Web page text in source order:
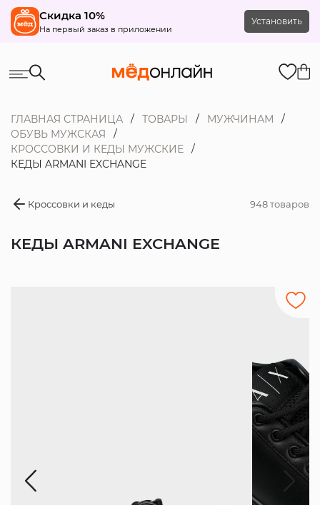
Скидка 10%
На первый заказ в приложении
Установить
ГЛАВНАЯ СТРАНИЦА ТОВАРЫ
МУЖЧИНАМ
ОБУВЬ МУЖСКАЯ
КРОССОВКИ И КЕДЫ МУЖСКИЕ
КЕДЫ ARMANI EXCHANGE
Кроссовки и кеды 948 товаров
КЕДЫ ARMANI EXCHANGE